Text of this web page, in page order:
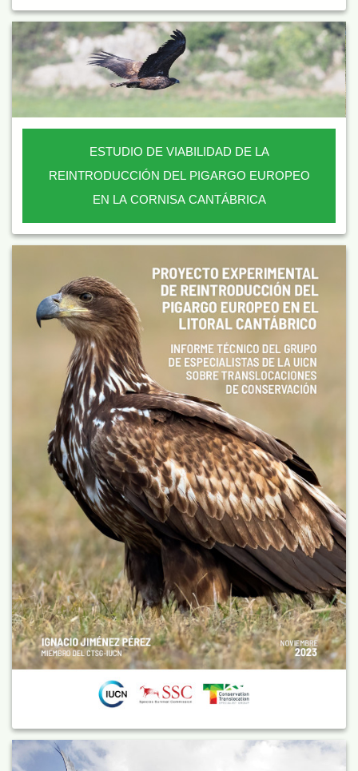
ESTUDIO DE VIABILIDAD DE LA
REINTRODUCCIÓN DEL PIGARGO EUROPEO
EN LA CORNISA CANTÁBRICA